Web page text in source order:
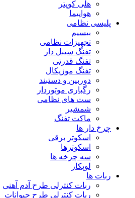
هلی کوپتر
هواپیما
پلیسی نظامی
بیسیم
تجهیزات نظامی
تفنگ سیبل دار
تفنگ قدرتی
تفنگ موزیکال
دوربین و دستبند
رگباری موتوردار
ست های نظامی
شمشیر
ماکت تفنگ
چرخ دار ها
اسکوتر برقی
اسکوترها
سه چرخه ها
لوپکار
ربات ها
ربات کنترلی طرح آدم آهنی
ربات کنترلی طرح حیوانات